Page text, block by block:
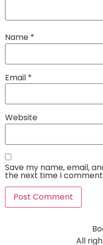
Name *
Email *
Website
Save my name, email,
the next time I
All